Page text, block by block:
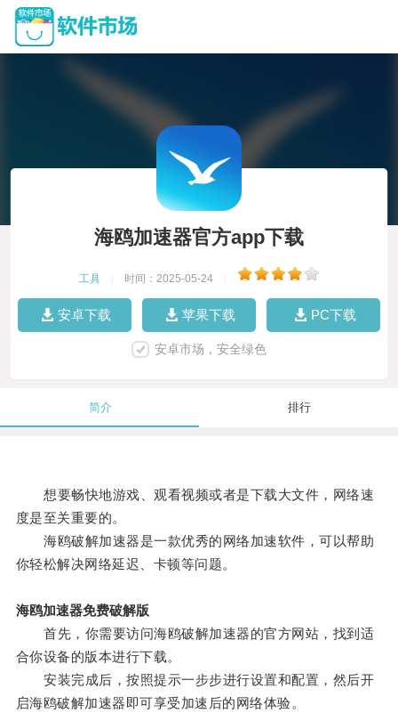
海鸥加速器官方app下载
工具 时间：2025-05-24
安卓下载 苹果下载 PC下载
安卓市场，安全绿色
简介 排行
想要畅快地游戏、观看视频或者是下载大文件，网络速
度是至关重要的。
海鸥破解加速器是一款优秀的网络加速软件，可以帮助
你轻松解决网络延迟、卡顿等问题。
海鸥加速器免费破解版
首先，你需要访问海鸥破解加速器的官方网站，找到适
合你设备的版本进行下载。
安装完成后，按照提示一步步进行设置和配置，然后开
启海鸥破解加速器即可享受加速后的网络体验。